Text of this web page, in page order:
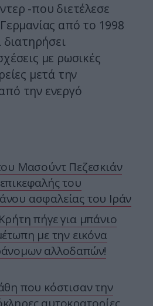
-που διετέλεσε
από το 1998
διατηρήσει
με ρωσικές
μετά την
την ενεργό
Μασούντ Πεζεσκιάν
του
ασφαλείας του Ιράν
πήγε για μπάνιο
με την εικόνα
αλλοδαπών!
που κόστισαν την